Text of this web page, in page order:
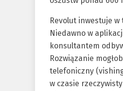
Revolut inwestuje
Niedawno w
konsultantem
Rozwiązanie
telefoniczny
w czasie